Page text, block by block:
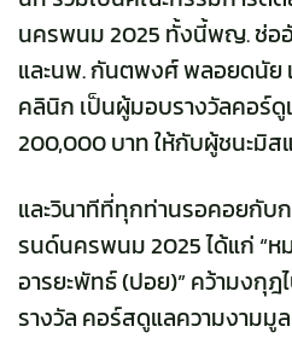
นครพนม 2025 ทั้งนี้พญ. ช่
และนพ. กันตพงศ์ พลอยดนัย
คลินิก เป็นผู้มอบรางวัลคอร์
200,000 บาท ให้กับผู้ชนะมิ
และวินาทีที่ทุกท่านรอคอยกับ
รนด์นครพนม 2025 ได้แก่ “ห
อารยะพัทธ์ (ปอย)” คว้ามงกุฎ
รางวัล คอร์สดูแลความงามมู